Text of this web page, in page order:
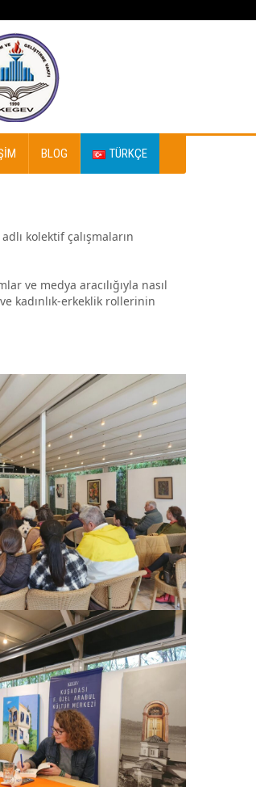
BLOG TÜRKÇE
kolektif çalışmaların
ve medya aracılığıyla nasıl
kadınlık-erkeklik rollerinin